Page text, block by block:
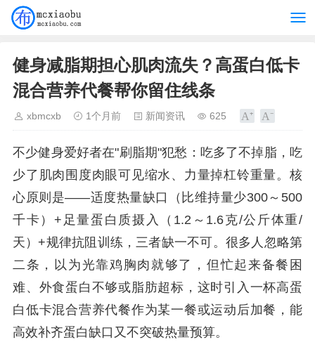
健身减脂期担心肌肉流失？高蛋白低卡
混合营养代餐帮你留住线条
xbmcxb 1个月前 新闻资讯 625
不少健身爱好者在"刷脂期"犯愁：吃多了不掉脂，吃
少了肌肉围度肉眼可见缩水、力量掉杠铃重量。核
心原则是——适度热量缺口（比维持量少300～500
千卡）+足量蛋白质摄入（1.2～1.6克/公斤体重/
天）+规律抗阻训练，三者缺一不可。很多人忽略第
二条，以为光靠鸡胸肉就够了，但忙起来备餐困
难、外食蛋白不够或脂肪超标，这时引入一杯高蛋
白低卡混合营养代餐作为某一餐或运动后加餐，能
高效补齐蛋白缺口又不突破热量预算。